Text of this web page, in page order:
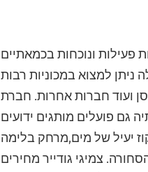
ונוכחות בכמאתיים
למצוא במכוניות רבות
ועוד חברות אחרות. חברת
גם פועלים מותגים ידועים
יעיל של מים,מרחק בלימה
צמיגי גודייר מחירים